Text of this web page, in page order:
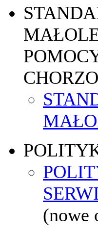
(nowe